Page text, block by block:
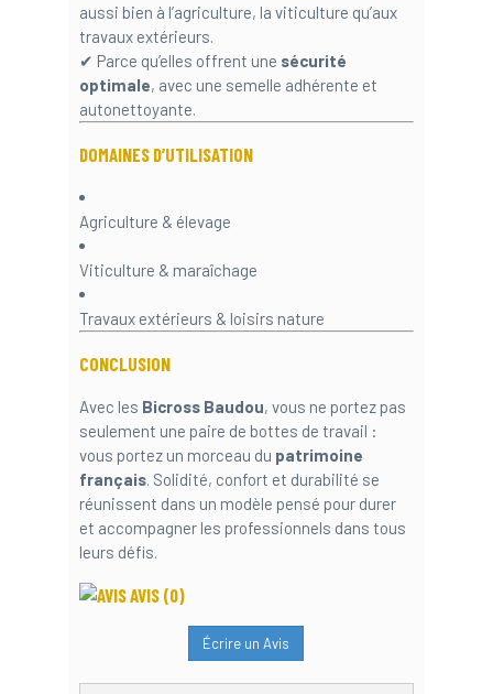
aussi bien à l’agriculture, la viticulture qu’aux
travaux extérieurs.
✔ Parce qu’elles offrent une sécurité
optimale, avec une semelle adhérente et
autonettoyante.
DOMAINES D’UTILISATION
Agriculture & élevage
Viticulture & maraîchage
Travaux extérieurs & loisirs nature
CONCLUSION
Avec les Bicross Baudou, vous ne portez pas
seulement une paire de bottes de travail :
vous portez un morceau du patrimoine
français. Solidité, confort et durabilité se
réunissent dans un modèle pensé pour durer
et accompagner les professionnels dans tous
leurs défis.
AVIS (0)
Écrire un Avis